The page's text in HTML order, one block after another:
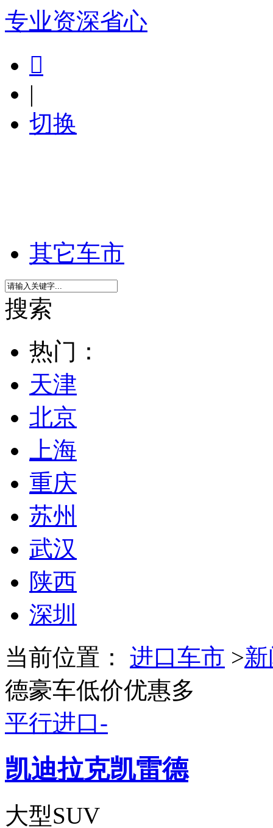
专业资深省心

|
切换
其它车市
搜索
热门：
天津
北京
上海
重庆
苏州
武汉
陕西
深圳
当前位置：
进口车市 >
德豪车低价优惠多
平行进口-
凯迪拉克凯雷德
大型SUV